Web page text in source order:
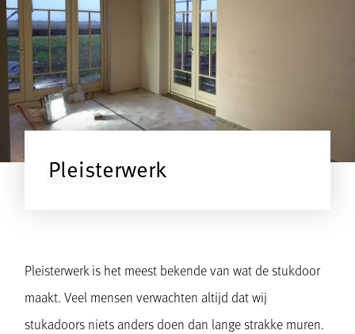
Pleisterwerk
Pleisterwerk is het meest bekende van wat de stukdoor
maakt. Veel mensen verwachten altijd dat wij
stukadoors niets anders doen dan lange strakke muren.